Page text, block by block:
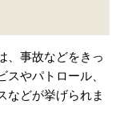
、事故などをきっ
やパトロール、
などが挙げられま